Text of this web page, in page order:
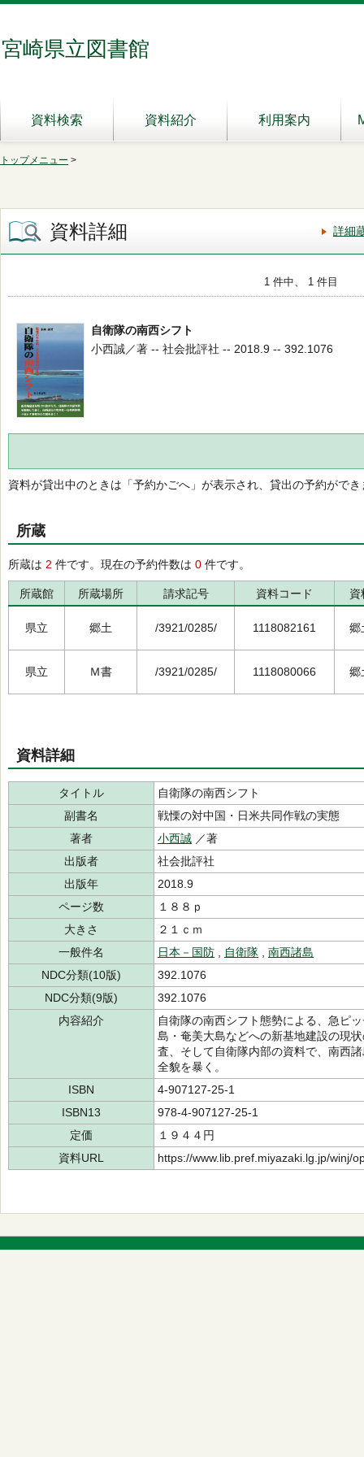
宮崎県立図書館
資料検索 資料紹介 利用案内
トップメニュー >
資料詳細 詳細
1 件中、 1 件目
自衛隊の南西シフト
小西誠／著 -- 社会批評社 -- 2018.9 -- 392.1076
資料が貸出中のときは「予約かごへ」が表示され、貸出の予約ができ
所蔵
所蔵は 2 件です。現在の予約件数は 0 件です。
所蔵館 所蔵場所 請求記号 資料コード 資
県立 郷土 /3921/0285/ 1118082161 郷
県立 Ｍ書 /3921/0285/ 1118080066 郷
資料詳細
タイトル
自衛隊の南西シフト
副書名
戦慄の対中国・日米共同作戦の実態
著者
小西誠 ／著
出版者
社会批評社
出版年
2018.9
ページ数
１８８ｐ
大きさ
２１ｃｍ
一般件名
日本－国防 自衛隊
南西諸島
NDC分類(10版)
392.1076
NDC分類(9版)
392.1076
内容紹介
自衛隊の南西シフト態勢による、急ピ
島・奄美大島などへの新基地建設の現
査、そして自衛隊内部の資料で、南西
全貌を暴く。
ISBN
4-907127-25-1
ISBN13
978-4-907127-25-1
定価
１９４４円
資料URL
https://www.lib.pref.miyazaki.lg.jp/winj/